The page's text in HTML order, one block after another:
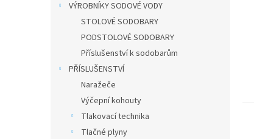
VÝROBNÍKY SODOVÉ VODY
STOLOVÉ SODOBARY
PODSTOLOVÉ SODOBARY
Příslušenství k sodobarům
PŘÍSLUŠENSTVÍ
Naražeče
Výčepní kohouty
Tlakovací technika
Tlačné plyny